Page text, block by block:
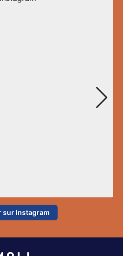
sur Instagram